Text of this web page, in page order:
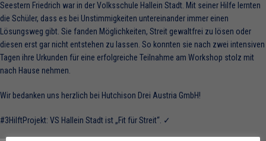
Seestern Friedrich war in der Volksschule Hallein Stadt. Mit seiner Hilfe lernten
die Schüler, dass es bei Unstimmigkeiten untereinander immer einen
Lösungsweg gibt. Sie fanden Möglichkeiten, Streit gewaltfrei zu lösen oder
diesen erst gar nicht entstehen zu lassen. So konnten sie nach zwei intensiven
Tagen ihre Urkunden für eine erfolgreiche Teilnahme am Workshop stolz mit
nach Hause nehmen.
Wir bedanken uns herzlich bei Hutchison Drei Austria GmbH!
#3HilftProjekt: VS Hallein Stadt ist „Fit für Streit“. ✓